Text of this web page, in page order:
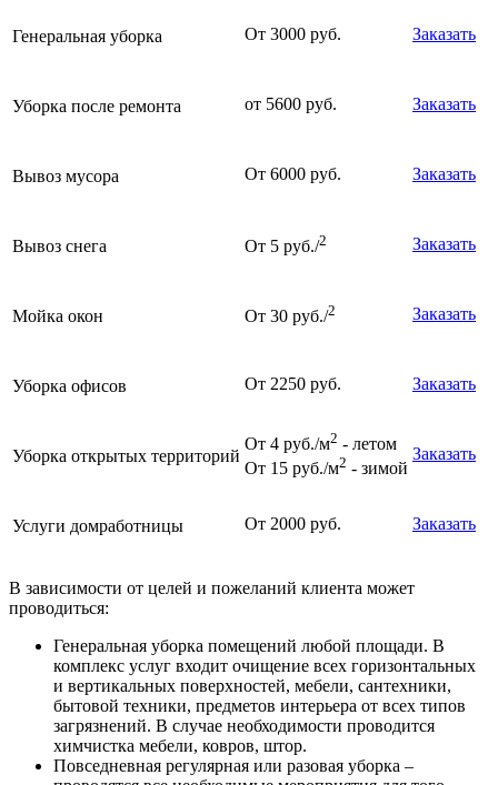
Генеральная уборка От 3000 руб. Заказать
Уборка после ремонта от 5600 руб. Заказать
Вывоз мусора От 6000 руб. Заказать
Вывоз снега От 5 руб./2 Заказать
Мойка окон От 30 руб./2 Заказать
Уборка офисов От 2250 руб. Заказать
Уборка открытых территорий
От 4 руб./м2 - летом
От 15 руб./м2 - зимой
Заказать
Услуги домработницы От 2000 руб. Заказать
В зависимости от целей и пожеланий клиента может
проводиться:
Генеральная уборка помещений любой площади. В
комплекс услуг входит очищение всех горизонтальных
и вертикальных поверхностей, мебели, сантехники,
бытовой техники, предметов интерьера от всех типов
загрязнений. В случае необходимости проводится
химчистка мебели, ковров, штор.
Повседневная регулярная или разовая уборка –